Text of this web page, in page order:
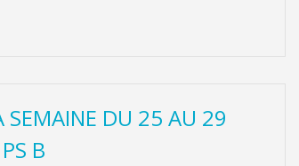
SEMAINE DU 25 AU 29
B